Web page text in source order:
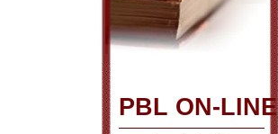
PBL ON-LINE